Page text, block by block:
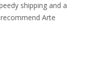
shipping and a
Arte